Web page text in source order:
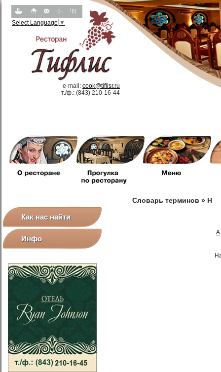
Select Language ▼
e-mail: cook@tiflisr.ru
т./ф.: (843) 210-16-44
Как нас найти
Инфо
Словарь терминов » H
А